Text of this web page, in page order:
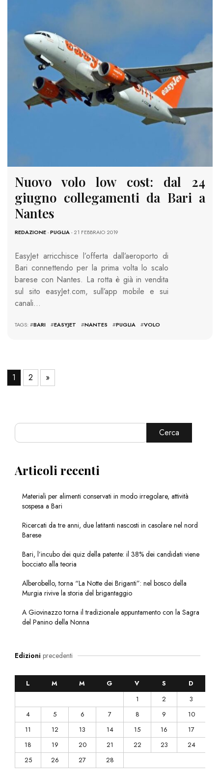
Nuovo volo low cost: dal 24
giugno collegamenti da Bari a
Nantes
REDAZIONE-PUGLIA- 21 FEBBRAIO 2019
EasyJet arricchisce l’offerta dall’aeroporto di
Bari connettendo per la prima volta lo scalo
barese con Nantes. La rotta è già in vendita
sul sito easyJet.com, sull’app mobile e sui
canali…
TAGS: #BARI #EASYJET #NANTES #PUGLIA #VOLO
1 2 »
Cerca
Articoli recenti
Materiali per alimenti conservati in modo irregolare, attività
sospesa a Bari
Ricercati da tre anni, due latitanti nascosti in casolare nel nord
Barese
Bari, l’incubo dei quiz della patente: il 38% dei candidati viene
bocciato alla teoria
Alberobello, torna “La Notte dei Briganti”: nel bosco della
Murgia rivive la storia del brigantaggio
A Giovinazzo torna il tradizionale appuntamento con la Sagra
del Panino della Nonna
Edizioni precedenti
L M M G V S
D
1
2
3
4
5 6 7 8 9
10
11
12 13 14 15 16
17
18
19 20 21 22 23
24
25
26 27 28